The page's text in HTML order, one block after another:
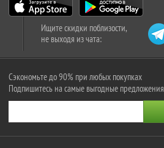
Ищите скидки поблизости,
не выходя из чата:
Сэкономьте до 90% при любых покупках
Подпишитесь на самые выгодные предложения